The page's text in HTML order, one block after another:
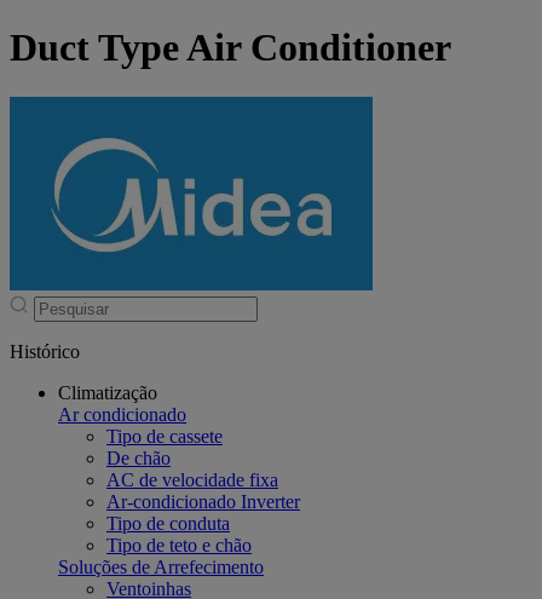
Duct Type Air Conditioner
Histórico
Climatização
Ar condicionado
Tipo de cassete
De chão
AC de velocidade fixa
Ar-condicionado Inverter
Tipo de conduta
Tipo de teto e chão
Soluções de Arrefecimento
Ventoinhas